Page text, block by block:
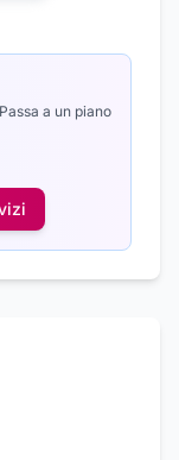
Passa a un piano